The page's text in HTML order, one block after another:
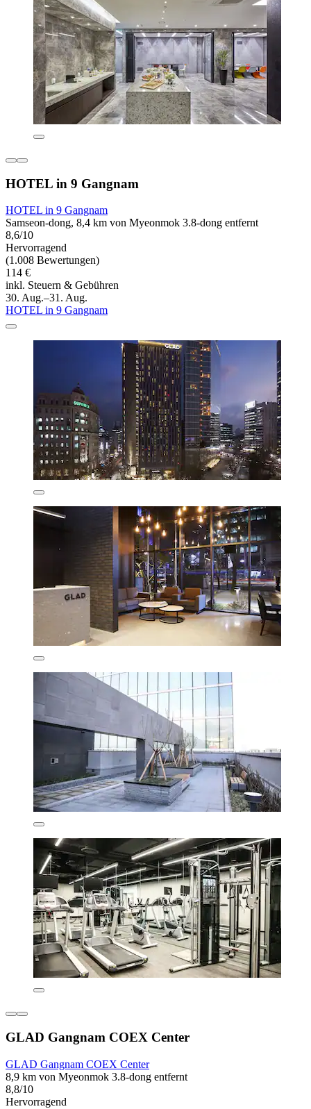
HOTEL in 9 Gangnam
HOTEL in 9 Gangnam
Samseon-dong, 8,4 km von Myeonmok 3.8-dong entfernt
8,6/10
Hervorragend
(1.008 Bewertungen)
114 €
inkl. Steuern & Gebühren
30. Aug.–31. Aug.
HOTEL in 9 Gangnam
GLAD Gangnam COEX Center
GLAD Gangnam COEX Center
8,9 km von Myeonmok 3.8-dong entfernt
8,8/10
Hervorragend